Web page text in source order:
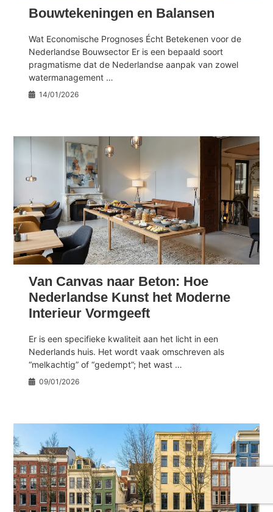
Bouwtekeningen en Balansen
Wat Economische Prognoses Écht Betekenen voor de
Nederlandse Bouwsector Er is een bepaald soort
pragmatisme dat de Nederlandse aanpak van zowel
watermanagement …
14/01/2026
Van Canvas naar Beton: Hoe
Nederlandse Kunst het Moderne
Interieur Vormgeeft
Er is een specifieke kwaliteit aan het licht in een
Nederlands huis. Het wordt vaak omschreven als
“melkachtig” of “gedempt”; het wast …
09/01/2026